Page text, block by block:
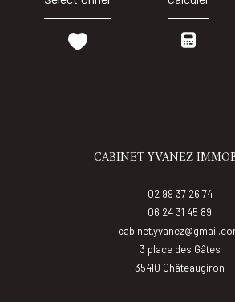
CABINET YVANEZ
02 99 37 26 74
06 24 31 45 89
3 place des Gâtes
35410
châteaugiron